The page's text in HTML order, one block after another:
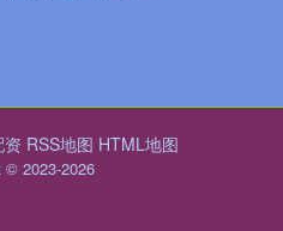
资 RSS地图 HTML地图
© 2023-2026